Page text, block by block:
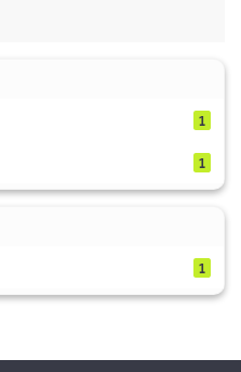
1
1
1